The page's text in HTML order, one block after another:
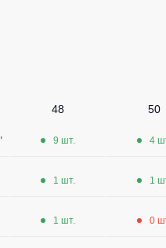
48 50
9 шт. 4
1 шт. 1
1 шт. 0